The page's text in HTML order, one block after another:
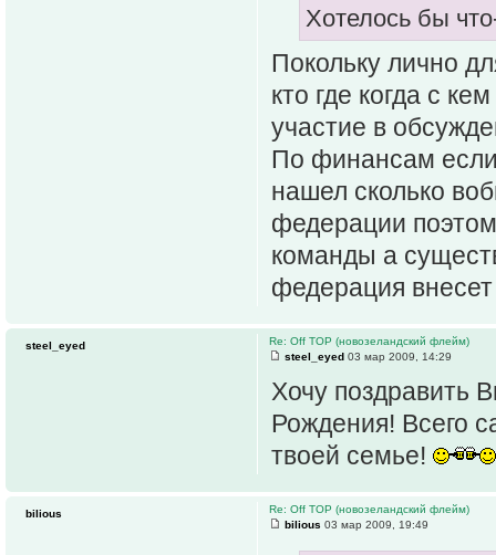
Хотелось бы
Покольку лично
кто где когда с
участие в
По финансам если
нашел сколько
федерации
команды а
федерация
Re: Off TOP (новозеландский флейм)
steel_eyed 03 мар 2009, 14:29
Хочу поздравить
Рождения! Всего
твоей семье!
steel_eyed
Re: Off TOP (новозеландский флейм)
bilious 03 мар 2009, 19:49
bilious